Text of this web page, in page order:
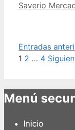
Saverio
Entradas
Página
1 Página
2 … Página
4
Menú
Inicio